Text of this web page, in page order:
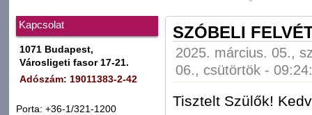
Kapcsolat
1071 Budapest,
Városligeti fasor 17-21.
Adószám: 19011383-2-42
Porta: +36-1/321-1200
SZÓBELI
2025. március. 05.,
06., csütörtök -
Tisztelt Szülők!